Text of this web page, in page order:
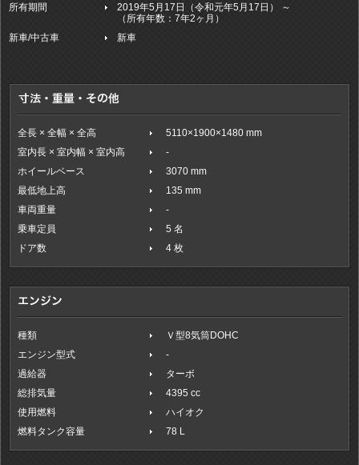
所有期間
2019年5月17日（令和元年5月17日） ～
（所有年数：7年2ヶ月）
新車/中古車
新車
全長 × 全幅 × 全高
5110×1900×1480 mm
室内長 × 室内幅 × 室内高
-
ホイールベース
3070 mm
最低地上高
135 mm
車両重量
-
乗車定員
5 名
ドア数
4 枚
種類
Ｖ型8気筒DOHC
エンジン型式
-
過給器
ターボ
総排気量
4395 cc
使用燃料
ハイオク
燃料タンク容量
78 L